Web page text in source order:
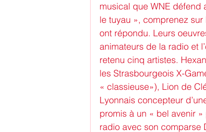
Archives Politique
musical que WNE défend
le tuyau », comprenez
ont répondu. Leurs
animateurs de la radio et
retenu cinq artistes.
les Strasbourgeois X-
« classieuse»), Lion de
Lyonnais concepteur
promis à un « bel avenir
radio avec son comparse